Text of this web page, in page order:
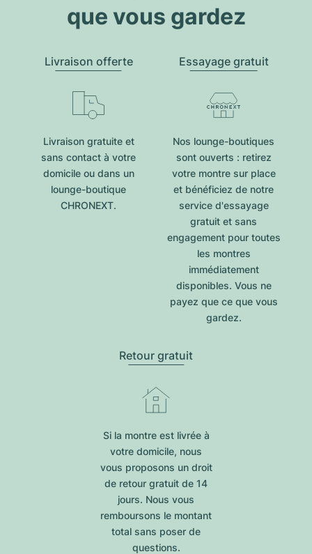
que vous gardez
Livraison offerte
Livraison gratuite et
sans contact à votre
domicile ou dans un
lounge-boutique
CHRONEXT.
Essayage gratuit
Nos lounge-boutiques
sont ouverts : retirez
votre montre sur place
et bénéficiez de notre
service d'essayage
gratuit et sans
engagement pour toutes
les montres
immédiatement
disponibles. Vous ne
payez que ce que vous
gardez.
Retour gratuit
Si la montre est livrée à
votre domicile, nous
vous proposons un droit
de retour gratuit de 14
jours. Nous vous
remboursons le montant
total sans poser de
questions.